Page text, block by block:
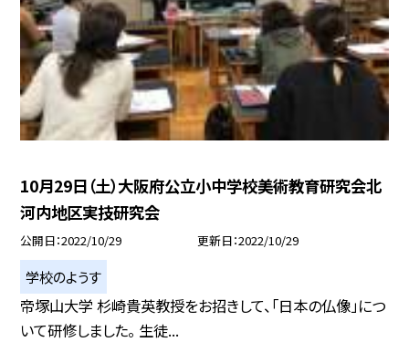
10月29日（土）大阪府公立小中学校美術教育研究会北
河内地区実技研究会
公開日 2022/10/29 更新日 2022/10/29
学校のようす
帝塚山大学 杉崎貴英教授をお招きして、「日本の仏像」につ
いて研修しました。 生徒...